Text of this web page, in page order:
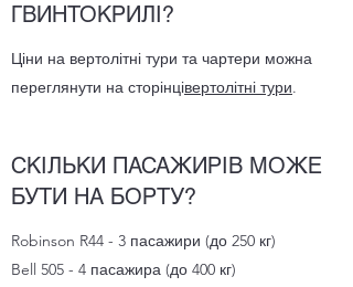
ГВИНТОКРИЛІ?
Ціни на вертолітні тури та чартери можна
переглянути на сторінцівертолітні тури.
СКІЛЬКИ ПАСАЖИРІВ МОЖЕ
БУТИ НА БОРТУ?
Robinson R44 - 3 пасажири (до 250 кг)
Bell 505 - 4 пасажира (до 400 кг)